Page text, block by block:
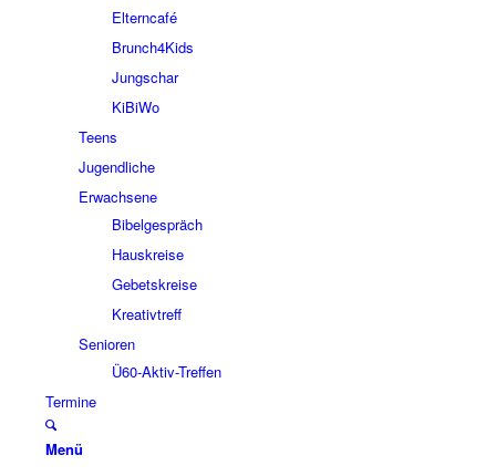
Elterncafé
Brunch4Kids
Jungschar
KiBiWo
Teens
Jugendliche
Erwachsene
Bibelgespräch
Hauskreise
Gebetskreise
Kreativtreff
Senioren
Ü60-Aktiv-Treffen
Termine
Menü